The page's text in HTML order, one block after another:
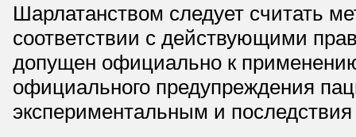
Шарлатанством следует считать
соответствии с действующими
допущен официально к
официального предупреждения
экспериментальным и